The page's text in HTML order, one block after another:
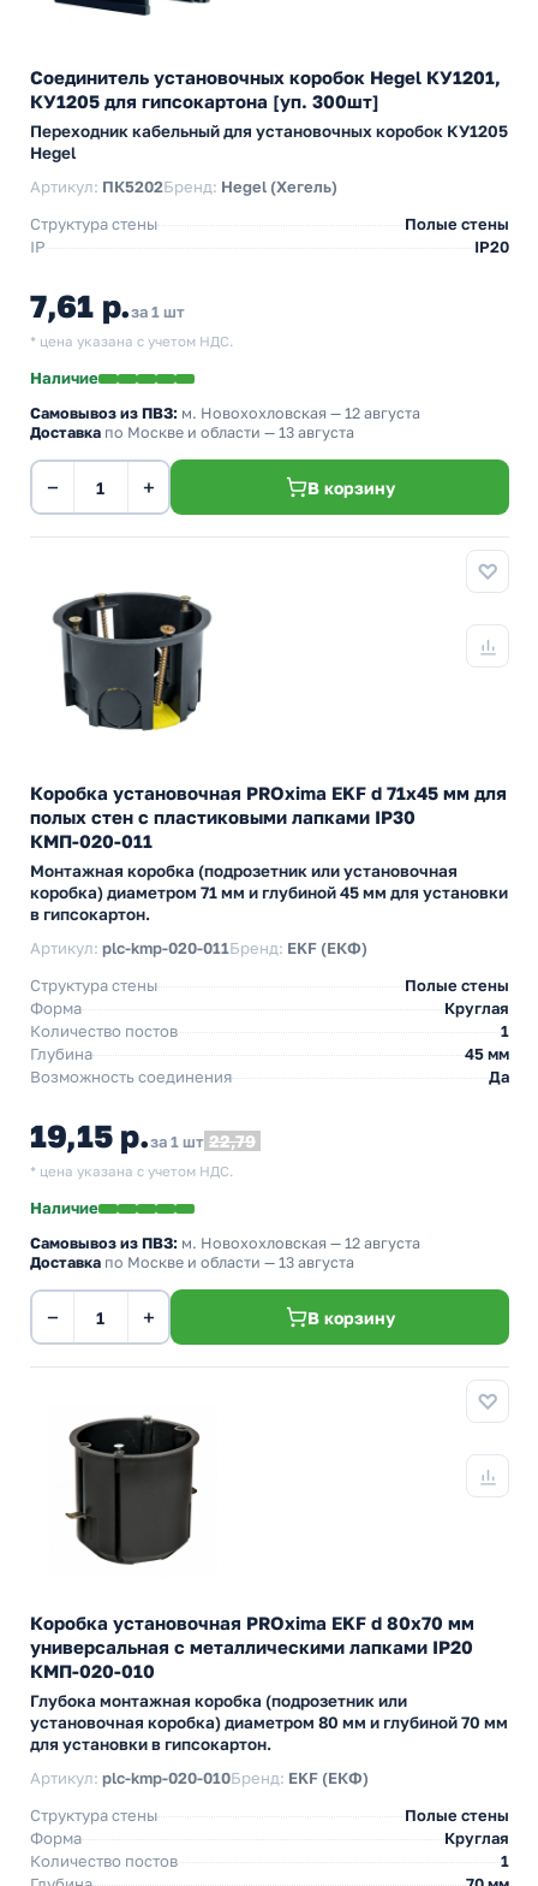
Соединитель установочных коробок Hegel КУ1201,
КУ1205 для гипсокартона [уп. 300шт]
Переходник кабельный для установочных коробок КУ1205
Hegel
Артикул: ПК5202Бренд: Hegel (Хегель)
Структура стены
Полые стены
IP
IP20
7,61 р.за 1 шт
* цена указана с учетом НДС.
Наличие
Самовывоз из ПВЗ: м. Новохохловская — 12 августа
Доставка по Москве и области — 13 августа
− + В корзину
Коробка установочная PROxima EKF d 71х45 мм для
полых стен с пластиковыми лапками IP30
КМП-020-011
Монтажная коробка (подрозетник или установочная
коробка) диаметром 71 мм и глубиной 45 мм для установки
в гипсокартон.
Артикул: plc-kmp-020-011Бренд: EKF (ЕКФ)
Структура стены
Полые стены
Форма
Круглая
Количество постов
1
Глубина
45 мм
Возможность соединения
Да
19,15 р.за 1 шт 22,79
* цена указана с учетом НДС.
Наличие
Самовывоз из ПВЗ: м. Новохохловская — 12 августа
Доставка по Москве и области — 13 августа
− + В корзину
Коробка установочная PROxima EKF d 80х70 мм
универсальная с металлическими лапками IP20
КМП-020-010
Глубока монтажная коробка (подрозетник или
установочная коробка) диаметром 80 мм и глубиной 70 мм
для установки в гипсокартон.
Артикул: plc-kmp-020-010Бренд: EKF (ЕКФ)
Структура стены
Полые стены
Форма
Круглая
Количество постов
1